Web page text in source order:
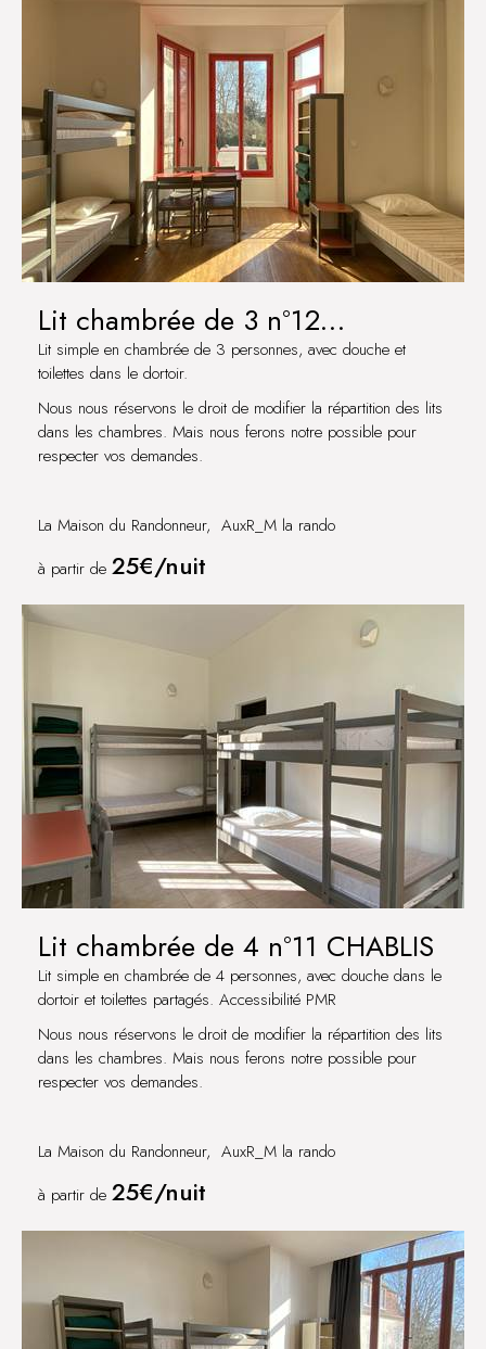
Lit chambrée de 3 n°12
COULANGES-LA-VINEUSE
Lit simple en chambrée de 3 personnes, avec douche et
toilettes dans le dortoir.
Nous nous réservons le droit de modifier la répartition des lits
dans les chambres. Mais nous ferons notre possible pour
respecter vos demandes.
La Maison du Randonneur, AuxR_M la rando
à partir de 25€/nuit
Lit chambrée de 4 n°11 CHABLIS
Lit simple en chambrée de 4 personnes, avec douche dans le
dortoir et toilettes partagés. Accessibilité PMR
Nous nous réservons le droit de modifier la répartition des lits
dans les chambres. Mais nous ferons notre possible pour
respecter vos demandes.
La Maison du Randonneur, AuxR_M la rando
à partir de 25€/nuit